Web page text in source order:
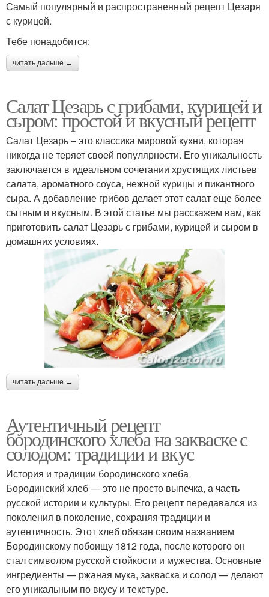
Самый популярный и распространенный рецепт Цезаря
с курицей.
Тебе понадобится:
читать дальше →
Салат Цезарь с грибами, курицей и
сыром: простой и вкусный рецепт
Салат Цезарь – это классика мировой кухни, которая
никогда не теряет своей популярности. Его уникальность
заключается в идеальном сочетании хрустящих листьев
салата, ароматного соуса, нежной курицы и пикантного
сыра. А добавление грибов делает этот салат еще более
сытным и вкусным. В этой статье мы расскажем вам, как
приготовить салат Цезарь с грибами, курицей и сыром в
домашних условиях.
читать дальше →
Аутентичный рецепт
бородинского хлеба на закваске с
солодом: традиции и вкус
История и традиции бородинского хлеба
Бородинский хлеб — это не просто выпечка, а часть
русской истории и культуры. Его рецепт передавался из
поколения в поколение, сохраняя традиции и
аутентичность. Этот хлеб обязан своим названием
Бородинскому побоищу 1812 года, после которого он
стал символом русской стойкости и мужества. Основные
ингредиенты — ржаная мука, закваска и солод — делают
его уникальным по вкусу и текстуре.